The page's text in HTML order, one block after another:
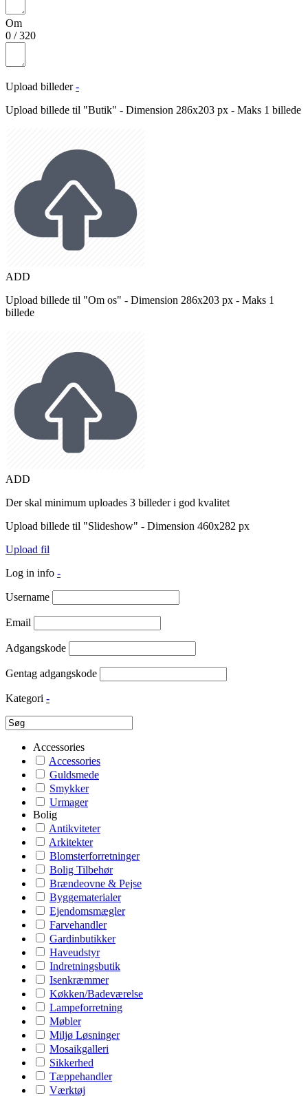
Om
0 /320
Upload billeder -
Upload billede til "Butik" - Dimension 286x203 px - Maks 1 billede
ADD
Upload billede til "Om os" - Dimension 286x203 px - Maks 1
billede
ADD
Der skal minimum uploades 3 billeder i god kvalitet
Upload billede til "Slideshow" - Dimension 460x282 px
Upload fil
Log in info -
Username
Email
Adgangskode
Gentag adgangskode
Kategori -
Accessories
Accessories
Guldsmede
Smykker
Urmager
Bolig
Antikviteter
Arkitekter
Blomsterforretninger
Bolig Tilbehør
Brændeovne & Pejse
Byggematerialer
Ejendomsmægler
Farvehandler
Gardinbutikker
Haveudstyr
Indretningsbutik
Isenkræmmer
Køkken/Badeværelse
Lampeforretning
Møbler
Miljø Løsninger
Mosaikgalleri
Sikkerhed
Tæppehandler
Værktøj